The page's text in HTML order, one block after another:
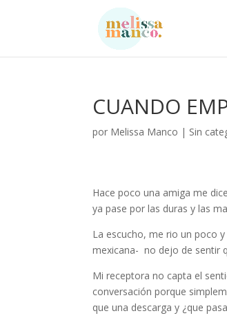
CUANDO
por Melissa Manco | Sin
Hace poco una amiga me
ya pase por las duras y las
La escucho, me rio un poco
mexicana- no dejo de sentir
Mi receptora no capta el
conversación porque
que una descarga y ¿que